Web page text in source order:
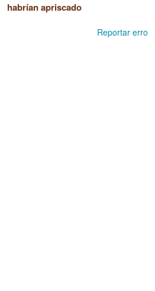
habrían apriscado
Reportar erro